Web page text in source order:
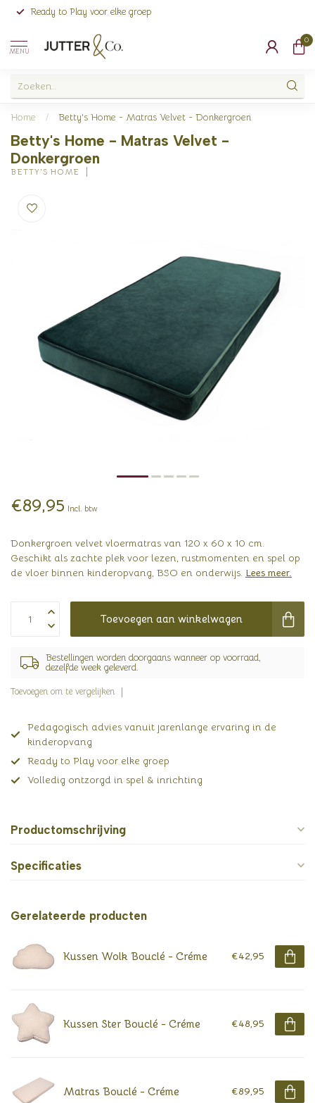
Ready to Play voor elke groep
MENU
0
Home / Betty's Home - Matras Velvet - Donkergroen
Betty's Home - Matras Velvet -
Donkergroen
BETTY'S HOME
€89,95 Incl. btw
Donkergroen velvet vloermatras van 120 x 60 x 10 cm.
Geschikt als zachte plek voor lezen, rustmomenten en spel op
de vloer binnen kinderopvang, BSO en onderwijs. Lees meer.
Toevoegen aan winkelwagen
Bestellingen worden doorgaans wanneer op voorraad,
dezelfde week geleverd.
Toevoegen om te vergelijken
Pedagogisch advies vanuit jarenlange ervaring in de
kinderopvang
Ready to Play voor elke groep
Volledig ontzorgd in spel & inrichting
Productomschrijving
Specificaties
Gerelateerde producten
Kussen Wolk Bouclé - Créme €42,95
Kussen Ster Bouclé - Créme €48,95
Matras Bouclé - Créme €89,95